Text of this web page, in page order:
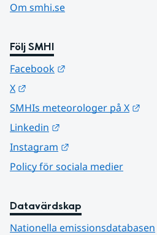
Om smhi.se
Följ SMHI
Facebook
X
SMHIs meteorologer på X
Linkedin
Instagram
Policy för sociala medier
Datavärdskap
Nationella emissionsdatabasen